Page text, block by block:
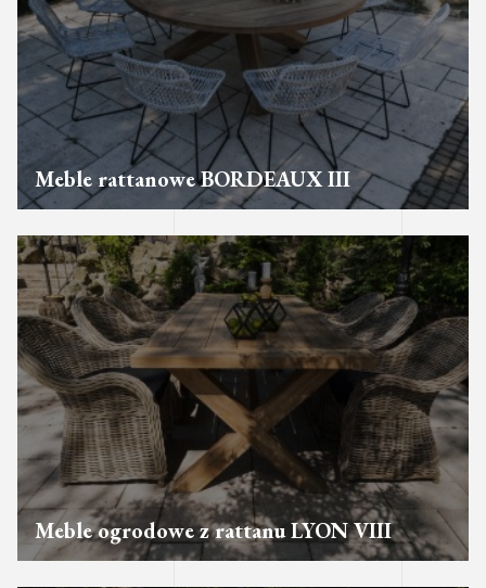
Meble rattanowe BORDEAUX III
Meble ogrodowe z rattanu LYON VIII